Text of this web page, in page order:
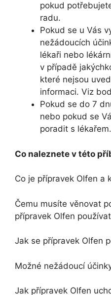
pokud
radu.
Pokud se u Vás
nežádoucích
lékaři nebo
v případě
které nejsou
informaci. Viz
Pokud se do 7
nebo pokud se
poradit s lékařem.
Co naleznete v této
Co je přípravek Olfen a
Čemu musíte věnovat
přípravek Olfen používat
Jak se přípravek Olfen
Možné nežádoucí
Jak přípravek Olfen